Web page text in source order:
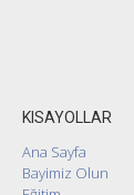
KISAYOLLAR
Ana Sayfa
Bayimiz Olun